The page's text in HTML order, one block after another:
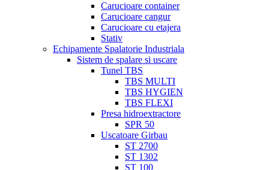
Carucioare container
Carucioare cangur
Carucioare cu etajera
Stativ
Echipamente Spalatorie Industriala
Sistem de spalare si uscare
Tunel TBS
TBS MULTI
TBS HYGIEN
TBS FLEXI
Presa hidroextractore
SPR 50
Uscatoare Girbau
ST 2700
ST 1302
ST 100